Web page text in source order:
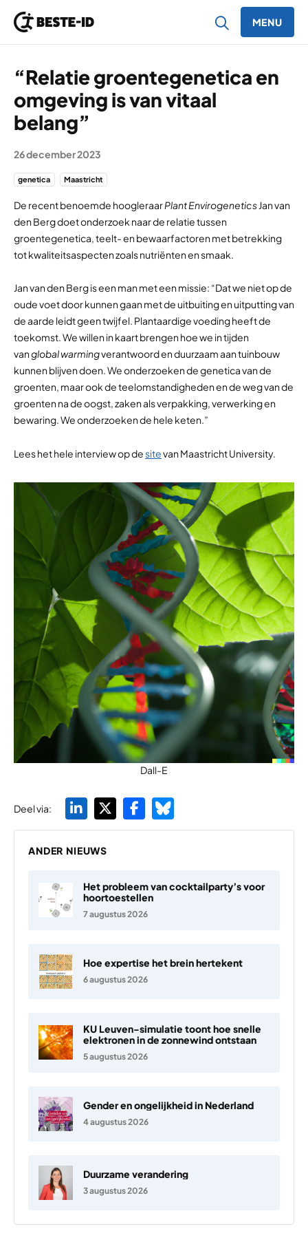
MENU
“Relatie groentegenetica en
omgeving is van vitaal
belang”
26 december 2023
genetica Maastricht
De recent benoemde hoogleraarPlant Envirogenetics Jan van
den Berg doet onderzoek naarde relatie tussen
groentegenetica , teelt- en bewaarfactoren met betrekking
tot kwaliteitsaspecten zoals nutriënten en smaak.
Jan van den Berg is een man met een missie: “Dat we niet op de
oude voet door kunnen gaan met de uitbuiting en uitputting van
de aarde leidt geen twijfel. Plantaardige voeding heeft de
toekomst. We willen in kaart brengen hoe we in tijden
vanglobal warmingverantwoord en duurzaam aan tuinbouw
kunnen blijven doen. We onderzoeken de genetica van de
groenten, maar ook de teelomstandigheden en de weg van de
groenten na de oogst, zaken als verpakking, verwerking en
bewaring. We onderzoeken de hele keten.”
Lees het hele interview op de sitevan Maastricht University.
Dall-E
Deel via:
ANDER NIEUWS
Het probleem van cocktailparty’s voor
hoortoestellen
7 augustus 2026
Hoe expertise het brein hertekent
6 augustus 2026
KU Leuven-simulatie toont hoe snelle
elektronen in de zonnewind ontstaan
5 augustus 2026
Gender en ongelijkheid in Nederland
4 augustus 2026
Duurzame verandering
3 augustus 2026